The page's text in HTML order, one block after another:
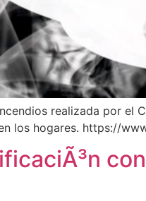
realizada por
los hogares. https://